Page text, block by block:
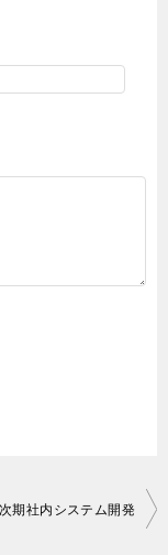
次期社内システム開発